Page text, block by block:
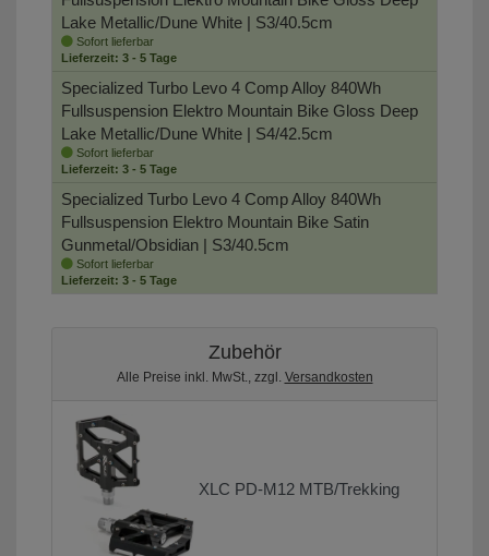
Lake Metallic/Dune White | S3/40.5cm
Sofort lieferbar
Lieferzeit: 3 - 5 Tage
Specialized Turbo Levo 4 Comp Alloy 840Wh
Fullsuspension Elektro Mountain Bike Gloss Deep
Lake Metallic/Dune White | S4/42.5cm
Sofort lieferbar
Lieferzeit: 3 - 5 Tage
Specialized Turbo Levo 4 Comp Alloy 840Wh
Fullsuspension Elektro Mountain Bike Satin
Gunmetal/Obsidian | S3/40.5cm
Sofort lieferbar
Lieferzeit: 3 - 5 Tage
Zubehör
Alle Preise inkl. MwSt., zzgl. Versandkosten
XLC PD-M12 MTB/Trekking